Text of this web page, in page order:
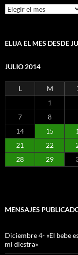
Mensajes
por
ELIJA EL MES DESDE
JULIO 2014
L M
1
7
8
14
15
21
22
28
29
MENSAJES
Diciembre 4- «El bebe
mi diestra»